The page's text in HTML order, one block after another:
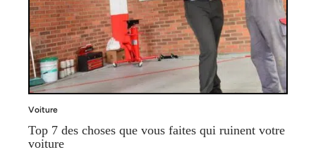
Voiture
Top 7 des choses que vous faites qui ruinent votre
voiture